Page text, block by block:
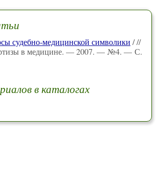
судебно-медицинской символики / //
в медицине. — 2007. — №4. — С.
в каталогах